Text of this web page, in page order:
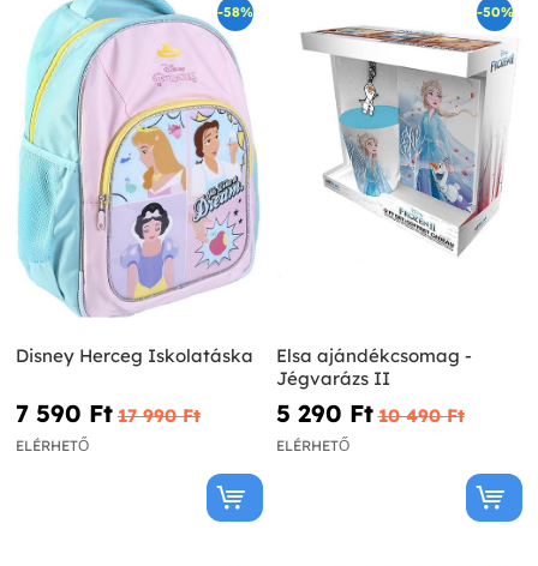
-58%
Disney Herceg Iskolatáska
7 590 Ft‎ 17 990 Ft‎
ELÉRHETŐ
-50%
Elsa ajándékcsomag -
Jégvarázs II
5 290 Ft‎ 10 490 Ft‎
ELÉRHETŐ